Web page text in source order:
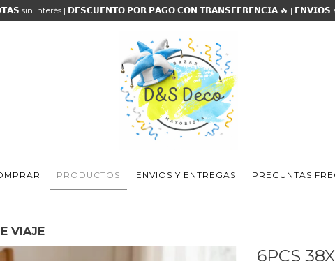
sin interés | 𝗗𝗘𝗦𝗖𝗨𝗘𝗡𝗧𝗢 𝗣𝗢𝗥 𝗣𝗔𝗚𝗢 𝗖𝗢𝗡 𝗧𝗥𝗔𝗡𝗦𝗙𝗘𝗥𝗘𝗡𝗖𝗜𝗔 🔥 | 𝗘𝗡𝗩𝗜𝗢𝗦 a
PRODUCTOS ENVIOS Y ENTREGAS PREGUNTAS
VIAJE
6PCS